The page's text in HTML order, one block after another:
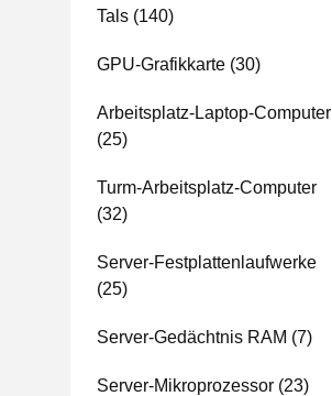
Tals (140)
GPU-Grafikkarte (30)
Arbeitsplatz-Laptop-Computer
(25)
Turm-Arbeitsplatz-Computer
(32)
Server-Festplattenlaufwerke
(25)
Server-Gedächtnis RAM (7)
Server-Mikroprozessor (23)